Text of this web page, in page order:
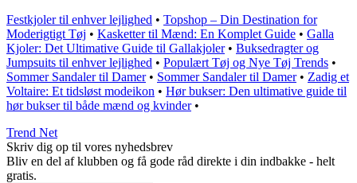
Festkjoler til enhver lejlighed • Topshop – Din Destination for
Moderigtigt Tøj • Kasketter til Mænd: En Komplet Guide • Galla
Kjoler: Det Ultimative Guide til Gallakjoler• Buksedragter og
Jumpsuits til enhver lejlighed • Populært Tøj og Nye Tøj Trends •
Sommer Sandaler til Damer• Sommer Sandaler til Damer• Zadig et
Voltaire: Et tidsløst modeikon • Hør bukser: Den ultimative guide til
hør bukser til både mænd og kvinder•
Trend Net
Skriv dig op til vores nyhedsbrev
Bliv en del af klubben og få gode råd direkte i din indbakke - helt
gratis.